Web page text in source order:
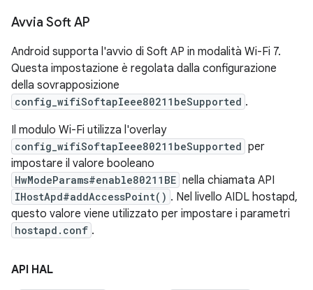
Avvia Soft AP
Android supporta l'avvio di Soft AP in modalità Wi-Fi 7.
Questa impostazione è regolata dalla configurazione
della sovrapposizione
config_wifiSoftapIeee80211beSupported .
Il modulo Wi-Fi utilizza l'overlay
config_wifiSoftapIeee80211beSupported per
impostare il valore booleano
HwModeParams#enable80211BE nella chiamata API
IHostApd#addAccessPoint() . Nel livello AIDL hostapd,
questo valore viene utilizzato per impostare i parametri
hostapd.conf .
API HAL